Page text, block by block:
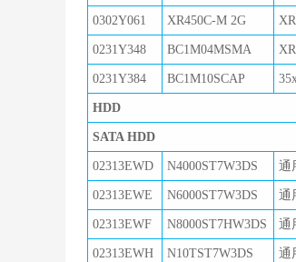
0302Y061 XR450C-M 2G
0231Y348 BC1M04MSMA
0231Y384 BC1M10SCAP
HDD
SATA HDD
02313EWD N4000ST7W3DS 通
02313EWE N6000ST7W3DS 通
02313EWF N8000ST7HW3DS 通
02313EWH N10TST7W3DS 通